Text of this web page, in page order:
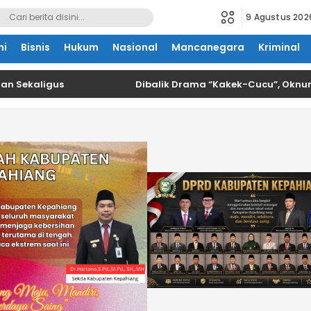
9 Agustus
Bisnis Hukum Nasional Mancanegara Kriminal
Dibalik Drama “Kakek-Cucu”, Oknum